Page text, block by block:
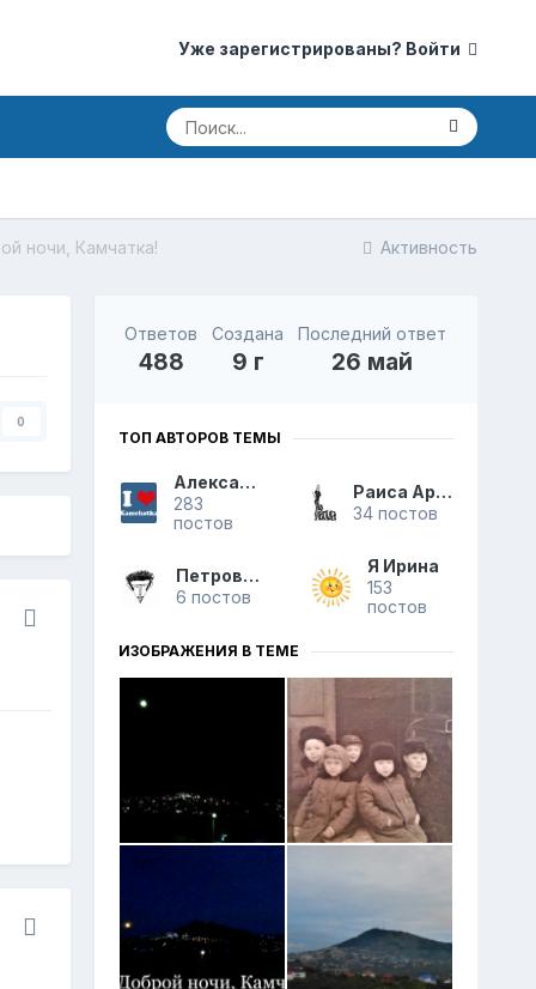
Уже зарегистрированы? Войти
Активность
ночи, Камчатка!
0
Ответов
488
Создана
9 г
Последний ответ
26 май
ТОП АВТОРОВ ТЕМЫ
Александр
283
постов
Раиса Аркадьевна
34 постов
Петрович
6 постов
Я Ирина
153
постов
ИЗОБРАЖЕНИЯ В ТЕМЕ